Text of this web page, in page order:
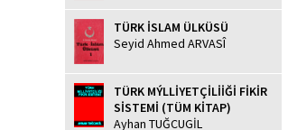
TÜRK İSLAM ÜLKÜSÜ
Seyid Ahmed ARVASÎ
TÜRK MÝLLİYETÇİLİİĞİ FİKİR
SİSTEMİ (TÜM KİTAP)
Ayhan TUĞCUGİL